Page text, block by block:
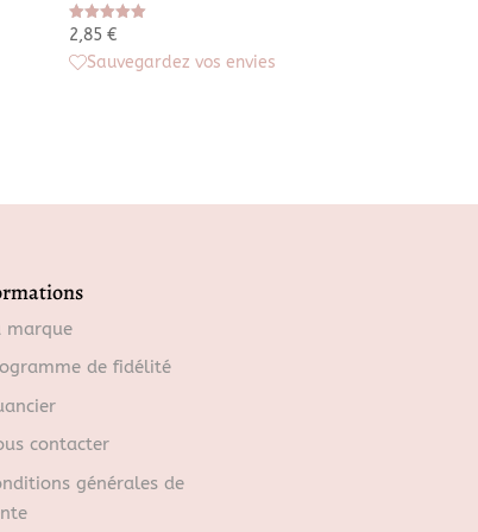
Note
5.00
sur 5
2,85 €
Sauvegardez vos envies
marque
de fidélité
contacter
générales de